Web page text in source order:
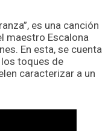
es una canción
maestro Escalona
En esta, se cuenta
los toques de
caracterizar a un